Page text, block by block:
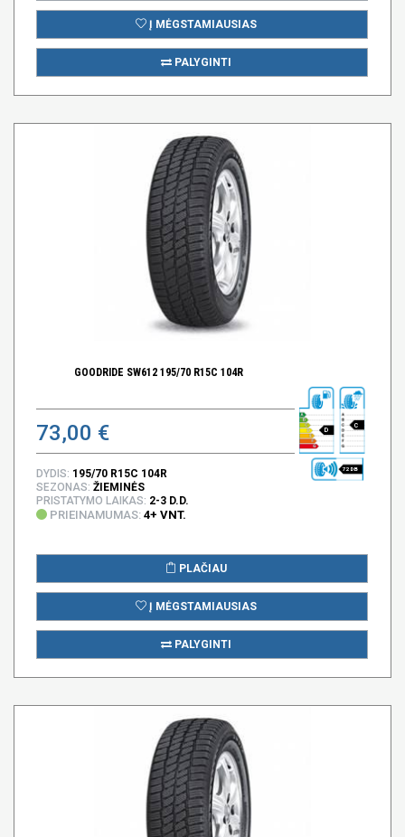
Į MĖGSTAMIAUSIAS
PALYGINTI
GOODRIDE SW612 195/70 R15C 104R
73,00 € D
C
72 DB
DYDIS: 195/70 R15C 104R
SEZONAS: ŽIEMINĖS
PRISTATYMO LAIKAS: 2-3 D.D.
PRIEINAMUMAS: 4+ VNT.
PLAČIAU
Į MĖGSTAMIAUSIAS
PALYGINTI